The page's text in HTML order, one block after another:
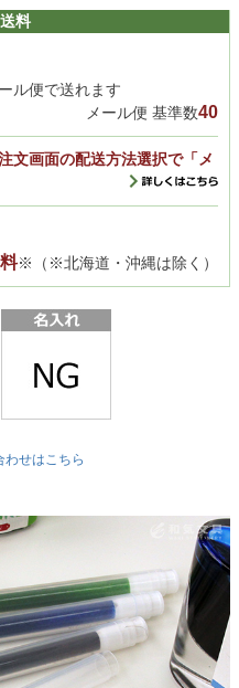
料
ル便で送れます
メール便 基準数40
文画面の配送方法選択で「メ
※（※北海道・沖縄は除く）
わせはこちら